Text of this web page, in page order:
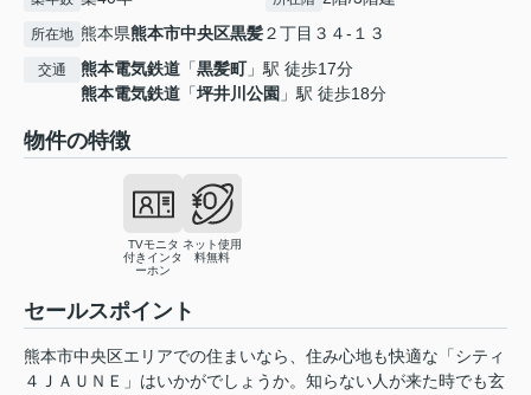
所在地 熊本県熊本市中央区黒髪２丁目３４-１３
交通 熊本電気鉄道 「黒髪町」駅 徒歩17分
熊本電気鉄道 「坪井川公園 」駅 徒歩18分
物件の特徴
TVモニタ
付きインタ
ーホン
ネット使用
料無料
セールスポイント
熊本市中央区エリアでの住まいなら、住み心地も快適な「シティ
４ＪＡＵＮＥ」はいかがでしょうか。知らない人が来た時でも玄